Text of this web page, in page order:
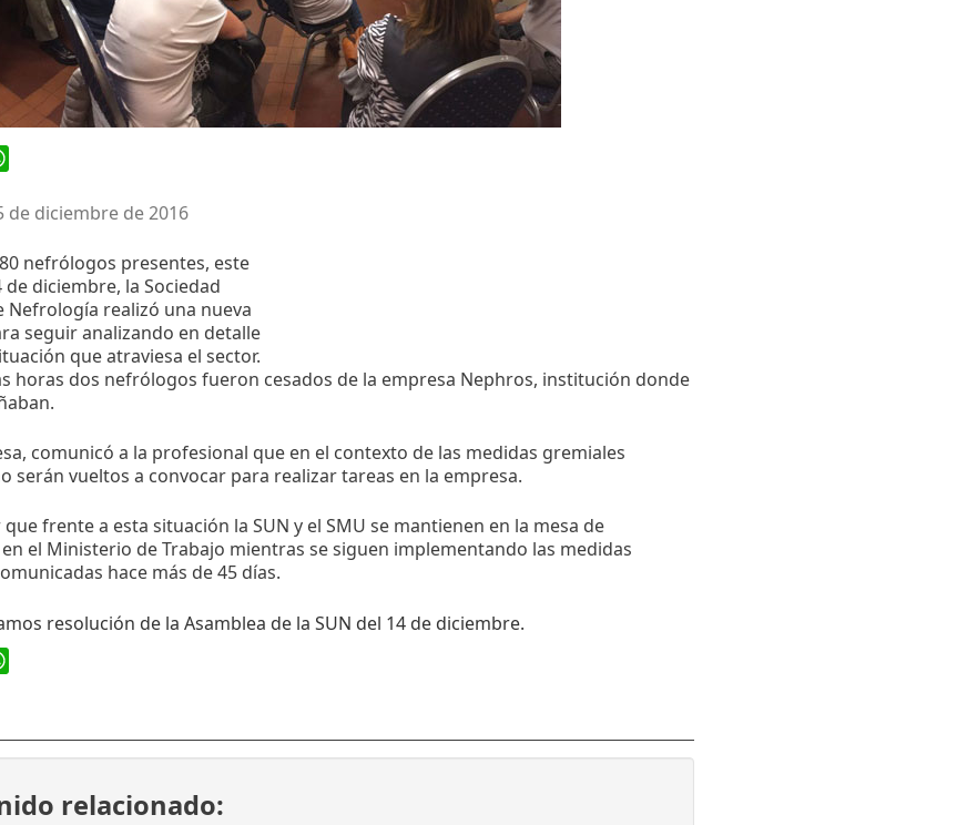
de diciembre de 2016
nefrólogos presentes, este
de diciembre, la Sociedad
Nefrología realizó una nueva
seguir analizando en detalle
que atraviesa el sector.
horas dos nefrólogos fueron cesados de la empresa Nephros, institución donde
comunicó a la profesional que en el contexto de las medidas gremiales
serán vueltos a convocar para realizar tareas en la empresa.
que frente a esta situación la SUN y el SMU se mantienen en la mesa de
el Ministerio de Trabajo mientras se siguen implementando las medidas
hace más de 45 días.
resolución de la Asamblea de la SUN del 14 de diciembre.
relacionado: